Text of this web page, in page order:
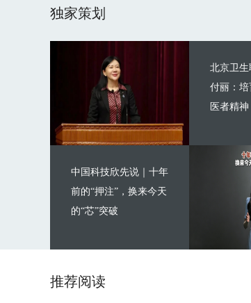
独家策划
北京卫生
付丽：培
医者精神
中国科技欣先说｜十年
前的“押注”，换来今天
的“芯”突破
推荐阅读